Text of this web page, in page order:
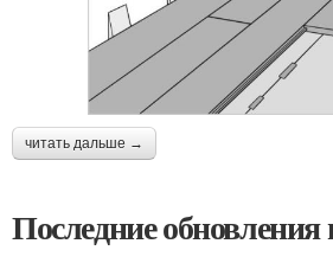
читать дальше →
Последние обновления